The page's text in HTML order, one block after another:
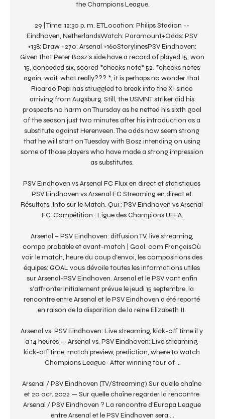
the Champions League.
29 | Time: 12:30 p. m. ETLocation: Philips Stadion --
Eindhoven, NetherlandsWatch: Paramount+Odds: PSV
+138; Draw +270; Arsenal +160StorylinesPSV Eindhoven:
Given that Peter Bosz's side have a record of played 15, won
15, conceded six, scored *checks note* 52. *checks notes
again, wait, what really??? *, it is perhaps no wonder that
Ricardo Pepi has struggled to break into the XI since
arriving from Augsburg. Still, the USMNT striker did his
prospects no harm on Thursday as he netted his sixth goal
of the season just two minutes after his introduction as a
substitute against Herenveen. The odds now seem strong
that he will start on Tuesday with Bosz intending on using
some of those players who have made a strong impression
as substitutes.
PSV Eindhoven vs Arsenal FC Flux en direct et statistiques
PSV Eindhoven vs Arsenal FC Streaming en direct et
Résultats. Info sur le Match. Qui : PSV Eindhoven vs Arsenal
FC. Compétition : Ligue des Champions UEFA.
Arsenal – PSV Eindhoven: diffusion TV, live streaming,
compo probable et avant-match | Goal. com FrançaisOù
voir le match, heure du coup d'envoi, les compositions des
équipes: GOAL vous dévoile toutes les informations utiles
sur Arsenal-PSV Eindhoven. Arsenal et le PSV vont enfin
s’affronterInitialement prévue le jeudi 15 septembre, la
rencontre entre Arsenal et le PSV Eindhoven a été reporté
en raison de la disparition de la reine Elizabeth II.
Arsenal vs. PSV Eindhoven: Live streaming, kick-off time il y
a 14 heures — Arsenal vs. PSV Eindhoven: Live streaming,
kick-off time, match preview, prediction, where to watch
Champions League · After winning four of ...
Arsenal / PSV Eindhoven (TV/Streaming) Sur quelle chaîne
et 20 oct. 2022 — Sur quelle chaîne regarder la rencontre
Arsenal / PSV Eindhoven ? La rencontre d'Europa League
entre Arsenal et le PSV Eindhoven sera ...